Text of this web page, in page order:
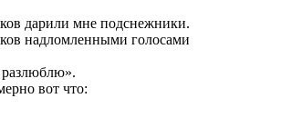
дарили мне подснежники.
надломленными голосами
разлюблю».
вот что: